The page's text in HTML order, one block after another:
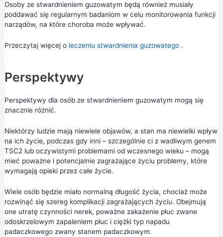
Osoby ze stwardnieniem guzowatym będą również musiały
poddawać się regularnym badaniom w celu monitorowania funkcji
narządów, na które choroba może wpływać.
Przeczytaj więcej o leczeniu stwardnienia guzowatego.
Perspektywy
Perspektywy dla osób ze stwardnieniem guzowatym mogą się
znacznie różnić.
Niektórzy ludzie mają niewiele objawów, a stan ma niewielki wpływ
na ich życie, podczas gdy inni – szczególnie ci z wadliwym genem
TSC2 lub oczywistymi problemami od wczesnego wieku – mogą
mieć poważne i potencjalnie zagrażające życiu problemy, które
wymagają opieki przez całe życie.
Wiele osób będzie miało normalną długość życia, chociaż może
rozwinąć się szereg komplikacji zagrażających życiu. Obejmują
one utratę czynności nerek, poważne zakażenie płuc zwane
odoskrzelowym zapaleniem płuc i ciężki typ napadu
padaczkowego zwany stanem padaczkowym.